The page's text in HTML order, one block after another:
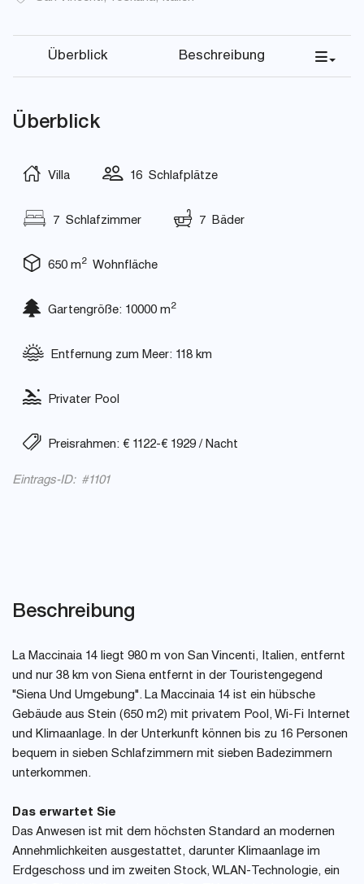
Überblick Beschreibung
Überblick
Villa 16 Schlafplätze
7 Schlafzimmer 7 Bäder
650 m2Wohnfläche
Gartengröße: 10000 m2
Entfernung zum Meer: 118 km
Privater Pool
Preisrahmen: € 1122-€ 1929 / Nacht
Eintrags-ID: #1101
Beschreibung
La Maccinaia 14 liegt 980 m von San Vincenti, Italien, entfernt
und nur 38 km von Siena entfernt in der Touristengegend
"Siena Und Umgebung". La Maccinaia 14 ist ein hübsche
Gebäude aus Stein (650 m2) mit privatem Pool, Wi-Fi Internet
und Klimaanlage. In der Unterkunft können bis zu 16 Personen
bequem in sieben Schlafzimmern mit sieben Badezimmern
unterkommen.
Das erwartet Sie
Das Anwesen ist mit dem höchsten Standard an modernen
Annehmlichkeiten ausgestattet, darunter Klimaanlage im
Erdgeschoss und im zweiten Stock, WLAN-Technologie, ein